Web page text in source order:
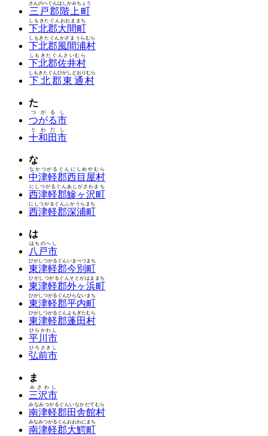
三戸郡階上町
さんのへぐんはしかみちょう
下北郡大間町
しもきたぐんおおままち
下北郡風間浦村
しもきたぐんかざまうらむら
下北郡佐井村
しもきたぐんさいむら
下北郡東通村
しもきたぐんひがしどおりむら
た
つがる市
つがるし
十和田市
とわだし
な
中津軽郡西目屋村
なかつがるぐんにしめやむら
西津軽郡鰺ヶ沢町
にしつがるぐんあじがさわまち
西津軽郡深浦町
にしつがるぐんふかうらまち
は
八戸市
はちのへし
東津軽郡今別町
ひがしつがるぐんいまべつまち
東津軽郡外ヶ浜町
ひがしつがるぐんそとがはままち
東津軽郡平内町
ひがしつがるぐんひらないまち
東津軽郡蓬田村
ひがしつがるぐんよもぎたむら
平川市
ひらかわし
弘前市
ひろさきし
ま
三沢市
みさわし
南津軽郡田舎館村
みなみつがるぐんいなかだてむら
南津軽郡大鰐町
みなみつがるぐんおおわにまち